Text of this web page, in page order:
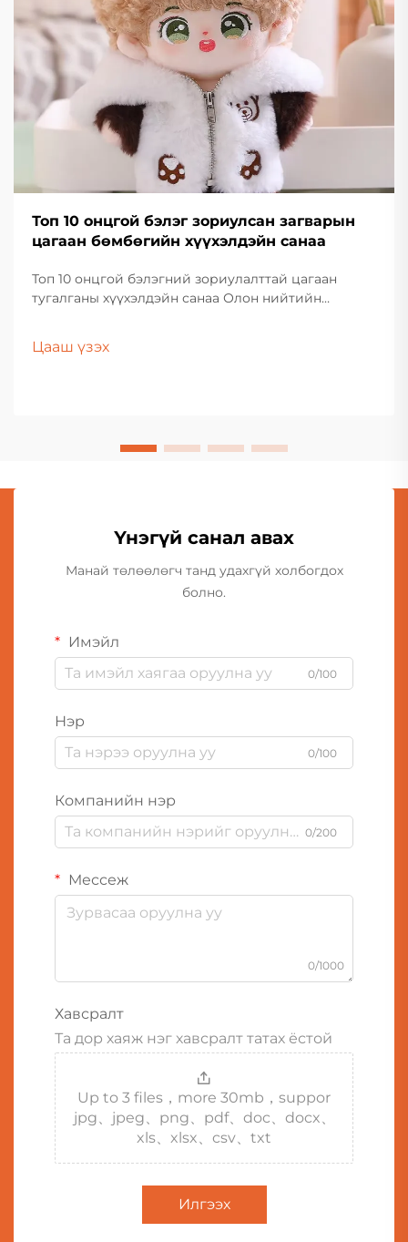
Топ 10 онцгой бэлэг зориулсан загварын
цагаан бөмбөгийн хүүхэлдэйн санаа
Топ 10 онцгой бэлэгний зориулалттай цагаан
тугалганы хүүхэлдэйн санаа Олон нийтийн
Цааш үзэх
Үнэгүй санал авах
Манай төлөөлөгч танд удахгүй холбогдох
болно.
Имэйл
0/100
Нэр
0/100
Компанийн нэр
0/200
Мессеж
0/1000
Хавсралт
Та дор хаяж нэг хавсралт татах ёстой
Up to 3 files，more 30mb，suppor
jpg、jpeg、png、pdf、doc、docx、
xls、xlsx、csv、txt
Илгээх